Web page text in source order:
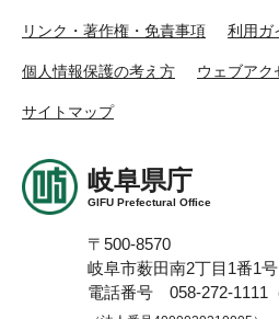
リンク・著作権・免責事項 利用ガ
個人情報保護の考え方 ウェブアク
サイトマップ
岐阜県庁
GIFU Prefectural Office
〒500-8570
岐阜市薮田南2丁目1番1号
電話番号 058-272-1111